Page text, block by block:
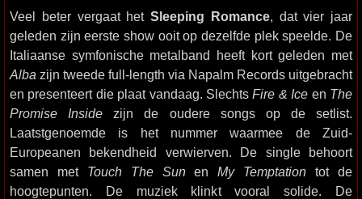
Veel beter vergaat het Sleeping Romance, dat vier jaar
geleden zijn eerste show ooit op dezelfde plek speelde. De
Italiaanse symfonische metalband heeft kort geleden met
Alba zijn tweede full-length via Napalm Records uitgebracht
en presenteert die plaat vandaag. SlechtsFire & Ice en The
Promise Inside zijn de oudere songs op de setlist.
Laatstgenoemde is het nummer waarmee de Zuid-
Europeanen bekendheid verwierven. De single behoort
samen met Touch The SunenMy Temptation tot de
hoogtepunten. De muziek klinkt vooral solide. De